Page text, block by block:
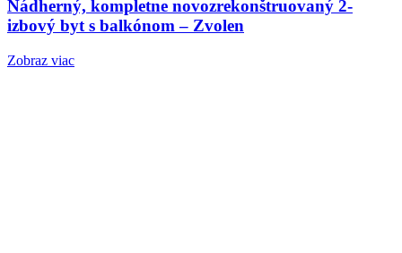
Nádherný, kompletne novozrekonštruovaný 2-
izbový byt s balkónom – Zvolen
Zobraz viac